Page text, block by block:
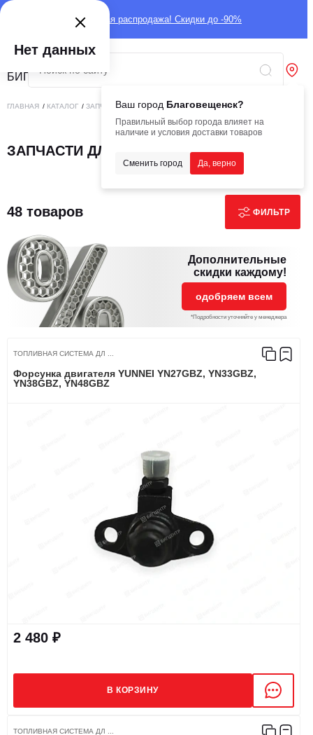
Глобальная распродажа! Скидки до -90%
Ваш город Благовещенск?
Правильный выбор города влияет на
наличие и условия доставки товаров
Сменить город Да, верно
ГЛАВНАЯ / КАТАЛОГ / ЗАПЧАСТИ /ЗАПЧАСТИ ДЛЯ ТОПЛИВНЫХ СИСТЕМ
ЗАПЧАСТИ ДЛЯ ТОПЛИВНЫХ СИСТЕМ
48 товаров ФИЛЬТР
Дополнительные
скидки каждому!
одобряем всем
*Подробности уточняйте у менеджера
ТОПЛИВНАЯ СИСТЕМА ДЛ ...
Форсунка двигателя YUNNEI YN27GBZ, YN33GBZ,
YN38GBZ, YN48GBZ
2 480 ₽
В КОРЗИНУ
ТОПЛИВНАЯ СИСТЕМА ДЛ ...
Нет данных